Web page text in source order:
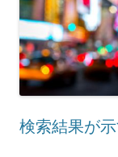
検索結果が